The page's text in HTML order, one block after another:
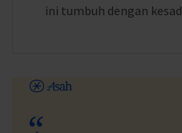
ini tumbuh dengan